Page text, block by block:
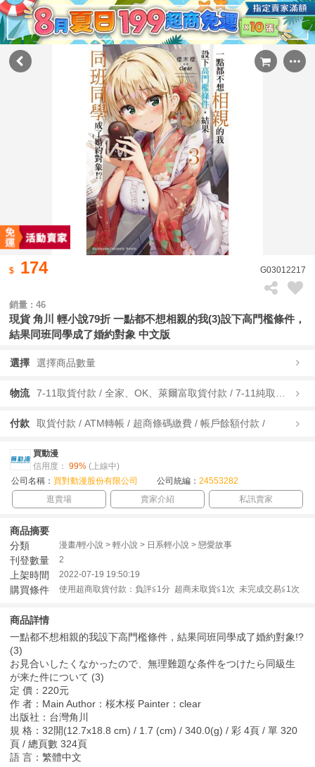
174 G03012217
銷量 : 46
現貨 角川 輕小說79折 一點都不想相親的我(3)設下高門檻條件，
結果同班同學成了婚約對象 中文版
選擇 選擇商品數量
物流
付款 取貨付款 / ATM轉帳 / 超商條碼繳費 / 帳戶餘額付款 /
買動漫
信用度： 99% (上線中)
公司名稱： 買對動漫股份有限公司 公司統編： 24553282
逛賣場
賣家介紹 私訊賣家
商品摘要
分類
漫畫/輕小說 > 輕小說 > 日系輕小說 > 戀愛故事
刊登數量 2
上架時間 2022-07-19 19:50:19
購買條件 使用超商取貨付款：負評≦1分 超商未取貨≦1次 未完成交易≦1次
商品詳情
一點都不想相親的我設下高門檻條件，結果同班同學成了婚約對象!?
(3)
お見合いしたくなかったので、無理難題な条件をつけたら同級生
が来た件について (3)
定 價：220元
作 者：Main Author：桜木桜 Painter：clear
出版社：台灣角川
規 格：32開(12.7x18.8 cm) / 1.7 (cm) / 340.0(g) / 彩 4頁 / 單 320
頁 / 總頁數 324頁
語 言：繁體中文